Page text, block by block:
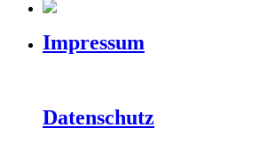
Impressum
Datenschutz